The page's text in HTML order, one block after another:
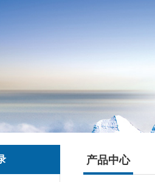
产品中心